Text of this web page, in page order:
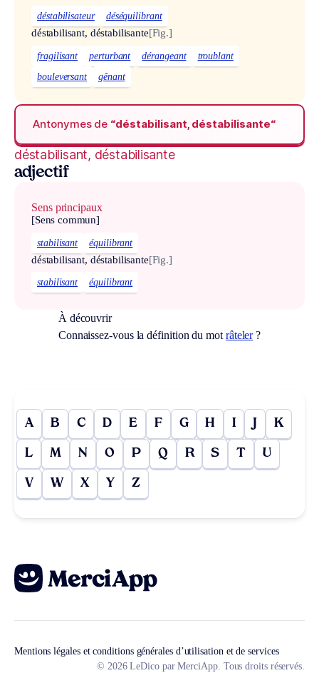
déstabilisateur déséquilibrant
déstabilisant, déstabilisante[Fig.]
fragilisant perturbant dérangeant
troublant
bouleversant
gênant
Antonymes de “déstabilisant, déstabilisante“
déstabilisant, déstabilisante
adjectif
Sens principaux
[Sens commun]
stabilisant équilibrant
déstabilisant, déstabilisante[Fig.]
stabilisant équilibrant
À découvrir
Connaissez-vous la définition du mot râteler?
A B C D E F G H I J K
L M N O P Q R S T U
V W X Y Z
Mentions légales et conditions générales d’utilisation et de services
© 2026 LeDico par MerciApp. Tous droits réservés.